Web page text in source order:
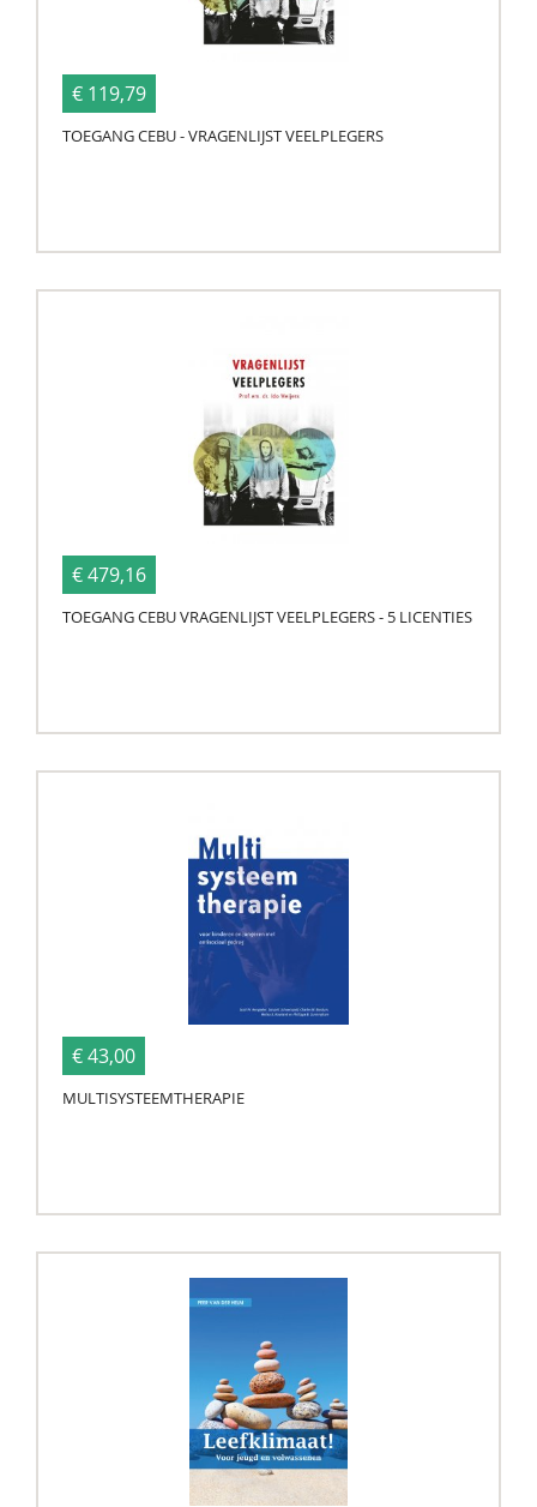
€ 119,79
TOEGANG CEBU - VRAGENLIJST VEELPLEGERS
€ 479,16
TOEGANG CEBU VRAGENLIJST VEELPLEGERS - 5 LICENTIES
€ 43,00
MULTISYSTEEMTHERAPIE